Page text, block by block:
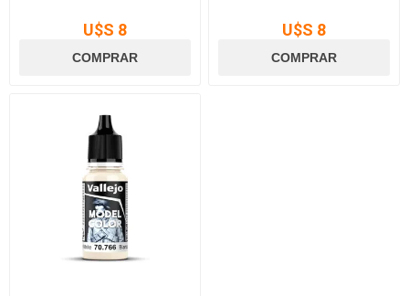
U$S 8 U$S 8